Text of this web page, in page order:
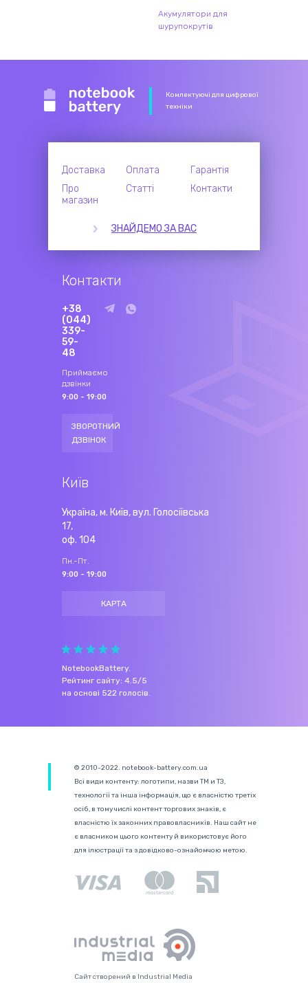
Акумулятори для
шурупокрутів
Комлектуючі для цифрової
техніки
Доставка Оплата
Гарантія
Про
магазин
Статті Контакти
ЗНАЙДЕМО ЗА ВАС
Контакти
+38
(044)
339-
59-
48
Приймаємо
дзвінки
9:00 - 19:00
ЗВОРОТНИЙ
ДЗВІНОК
Київ
Україна, м. Київ, вул. Голосіївська
17,
оф. 104
Пн.-Пт.
9:00 - 19:00
КАРТА
NotebookBattery.
Рейтинг сайту: 4.5/5
на основі 522 голосів.
© 2010-2022. notebook-battery.com.ua
Всі види контенту: логотипи, назви ТМ и ТЗ,
технології та інша інформація, що є власністю третіх
осіб, в тому числі контент торгових знаків, є
власністю їх законних правовласників. Наш сайт не
є власником цього контенту й використовує його
для ілюстрації та з довідково-ознайомчою метою.
Сайт створений в Industrial Media